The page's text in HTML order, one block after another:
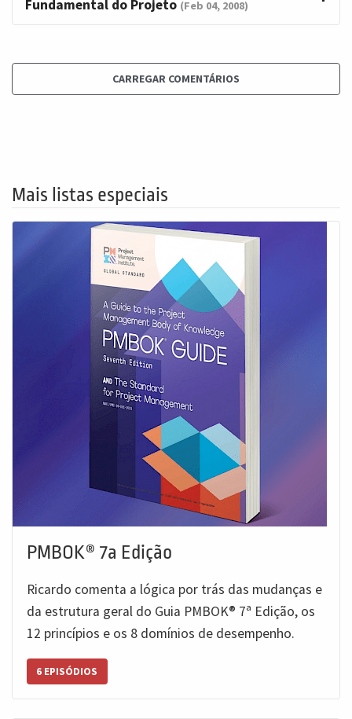
Fundamental do Projeto (Feb 04, 2008)
CARREGAR COMENTÁRIOS
Mais listas especiais
PMBOK® 7a Edição
Ricardo comenta a lógica por trás das mudanças e
da estrutura geral do Guia PMBOK®️ 7ª Edição, os
12 princípios e os 8 domínios de desempenho.
6 EPISÓDIOS